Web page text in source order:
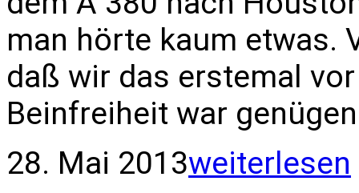
man hörte kaum etwas.
daß wir das erstemal
Beinfreiheit war
28. Mai 2013weiterlesen